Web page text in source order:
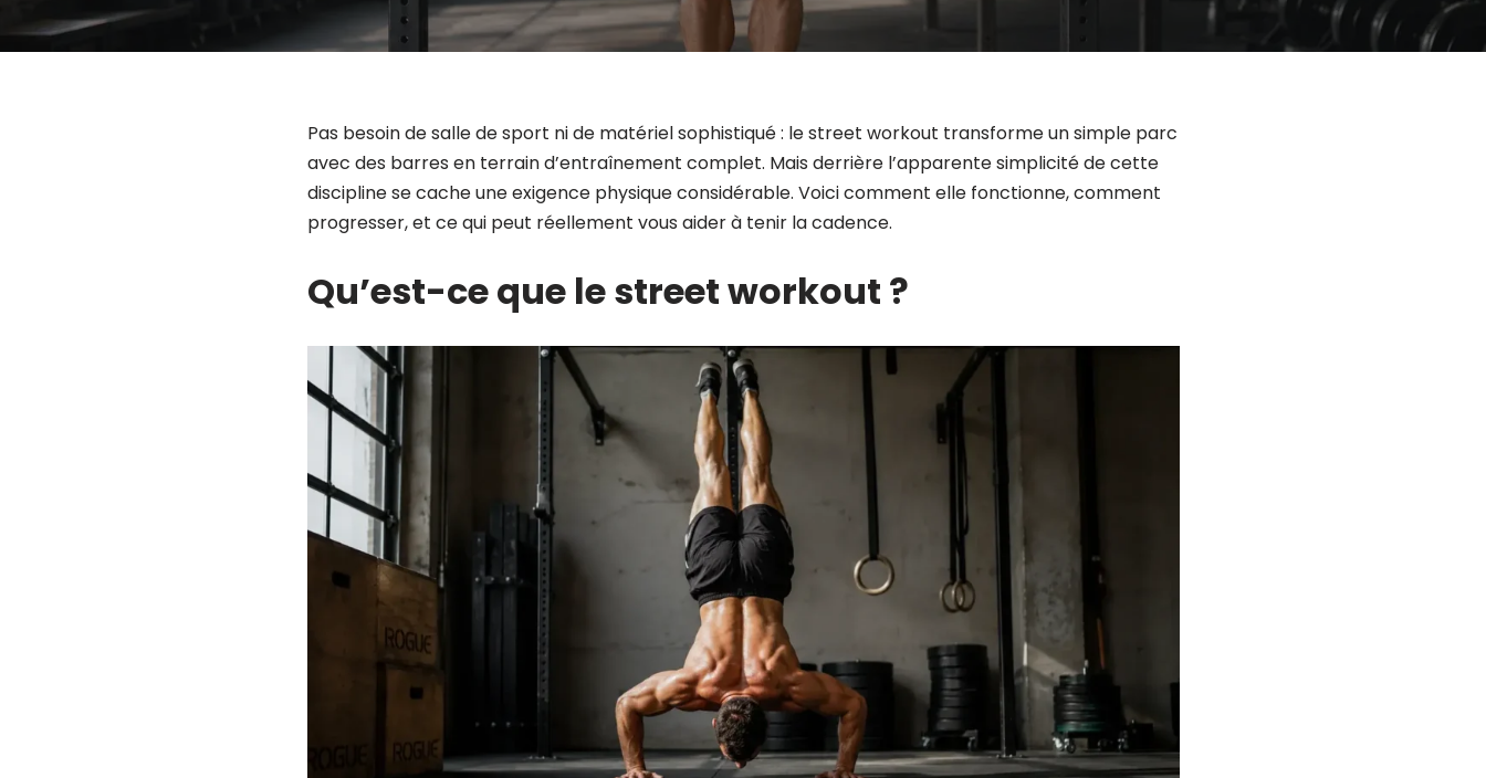
Pas besoin de salle de sport ni de matériel sophistiqué : le street workout transforme un simple parc
avec des barres en terrain d’entraînement complet. Mais derrière l’apparente simplicité de cette
discipline se cache une exigence physique considérable. Voici comment elle fonctionne, comment
progresser, et ce qui peut réellement vous aider à tenir la cadence.
Qu’est-ce que le street workout ?